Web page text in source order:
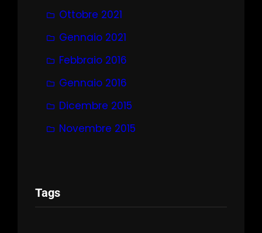
Ottobre 2021
Gennaio 2021
Febbraio 2016
Gennaio 2016
Dicembre 2015
Novembre 2015
Tags